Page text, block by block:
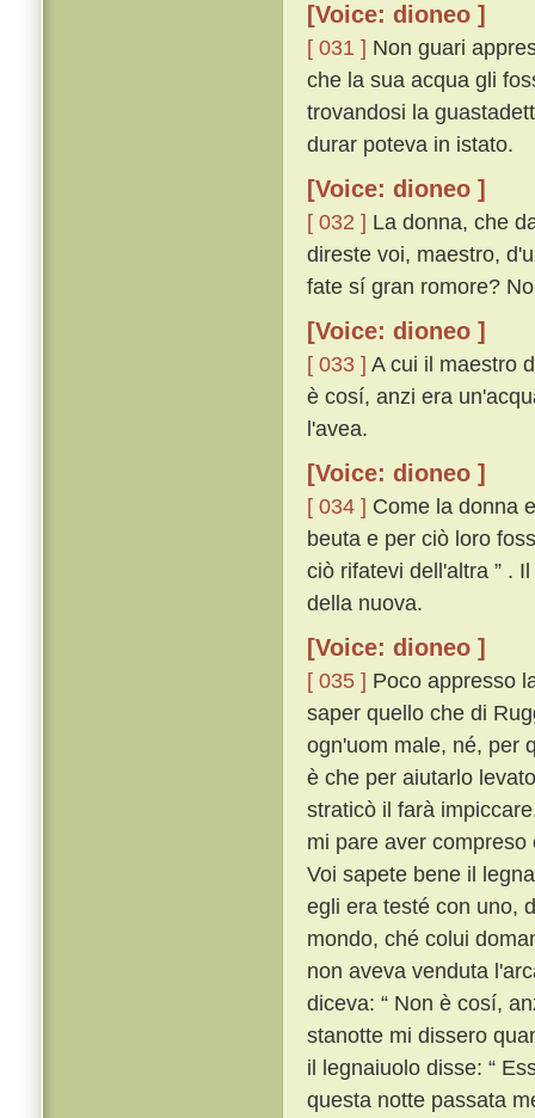
[Voice: dioneo ]
[ 031 ] Non guari
che la sua acqua gli
trovandosi la
durar poteva in istato.
[Voice: dioneo ]
[ 032 ] La donna, che
direste voi, maestro,
fate sí gran romore?
[Voice: dioneo ]
[ 033 ] A cui il maestro
è cosí, anzi era
l'avea.
[Voice: dioneo ]
[ 034 ] Come la donna
beuta e per ciò loro
ciò rifatevi dell'altra ” .
della nuova.
[Voice: dioneo ]
[ 035 ] Poco appresso
saper quello che di
ogn'uom male, né, per
è che per aiutarlo
straticò il farà
mi pare aver
Voi sapete bene il
egli era testé con uno,
mondo, ché colui
non aveva venduta
diceva: “ Non è cosí,
stanotte mi dissero
il legnaiuolo disse: “
questa notte passata